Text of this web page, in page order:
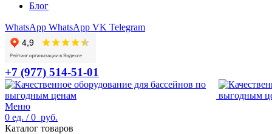
Блог
WhatsApp WhatsApp VK Telegram
+7 (977) 514-51-01
Меню
0 ед. / 0 руб.
Каталог товаров